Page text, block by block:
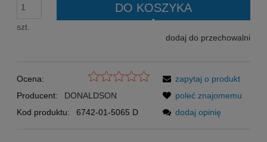
szt.
DO KOSZYKA
dodaj do przechowalni
Ocena:
Producent:
DONALDSON
Kod produktu:
6742-01-5065 D
zapytaj o produkt
poleć znajomemu
dodaj opinię